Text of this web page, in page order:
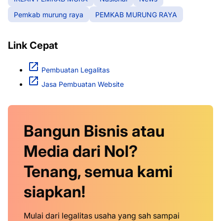
Pemkab murung raya
PEMKAB MURUNG RAYA
Link Cepat
Pembuatan Legalitas
Jasa Pembuatan Website
Bangun Bisnis atau
Media dari Nol?
Tenang, semua kami
siapkan!
Mulai dari legalitas usaha yang sah sampai